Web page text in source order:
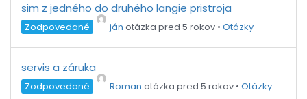
sim z jedného do druhého langie pristroja
Zodpovedané ján otázka pred 5 rokov • Otázky
servis a záruka
Zodpovedané Roman otázka pred 5 rokov • Otázky